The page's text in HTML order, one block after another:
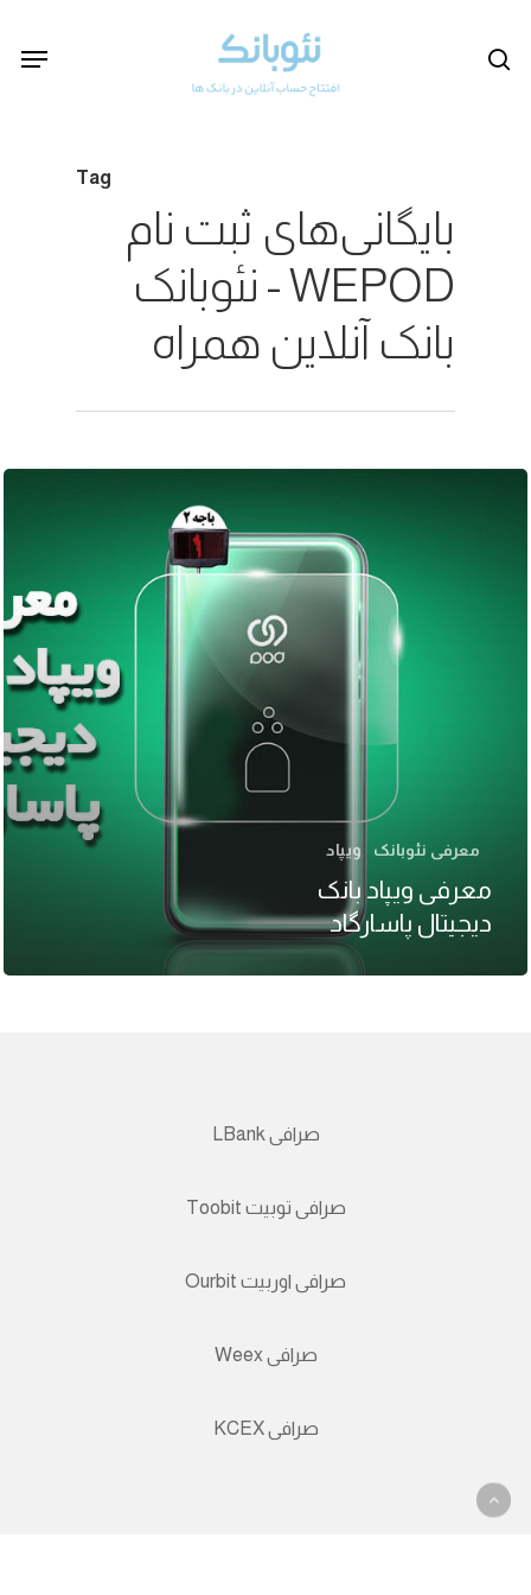
Menu
Tag
بایگانی‌های ثبت نام
WEPOD - نئوبانک
بانک آنلاین همراه
معرفی نئوبانک ویپاد
معرفی ویپاد بانک
دیجیتال پاسارگاد
صرافی LBank
صرافی توبیت Toobit
صرافی اوربیت Ourbit
صرافی Weex
صرافی KCEX